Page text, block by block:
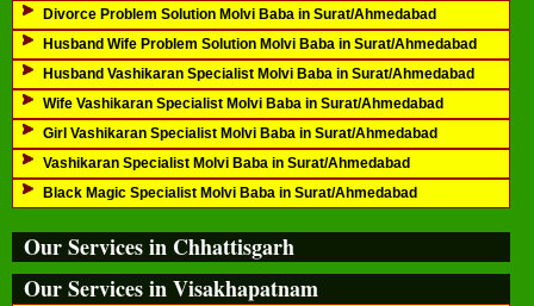
Divorce Problem Solution Molvi Baba in Surat/Ahmedabad
Husband Wife Problem Solution Molvi Baba in Surat/Ahmedabad
Husband Vashikaran Specialist Molvi Baba in Surat/Ahmedabad
Wife Vashikaran Specialist Molvi Baba in Surat/Ahmedabad
Girl Vashikaran Specialist Molvi Baba in Surat/Ahmedabad
Vashikaran Specialist Molvi Baba in Surat/Ahmedabad
Black Magic Specialist Molvi Baba in Surat/Ahmedabad
Our Services in Chhattisgarh
Our Services in Visakhapatnam